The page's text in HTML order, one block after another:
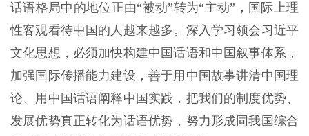
话语格局中的地位正由“被动”转为“主动”，国际上理
性客观看待中国的人越来越多。深入学习领会习近平
文化思想，必须加快构建中国话语和中国叙事体系，
加强国际传播能力建设，善于用中国故事讲清中国理
论、用中国话语阐释中国实践，把我们的制度优势、
发展优势真正转化为话语优势，努力形成同我国综合